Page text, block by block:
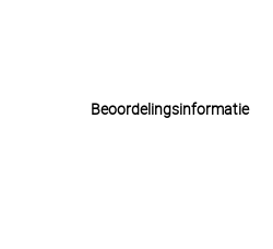
Beoordelingsinformatie